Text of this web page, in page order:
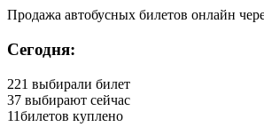
Продажа автобусных билетов онлайн
Сегодня:
221 выбирали билет
37 выбирают сейчас
11билетов куплено